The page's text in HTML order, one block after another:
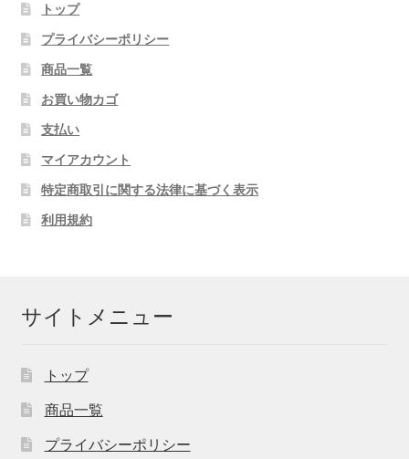
トップ
プライバシーポリシー
商品一覧
お買い物カゴ
支払い
マイアカウント
特定商取引に関する法律に基づく表示
利用規約
サイトメニュー
トップ
商品一覧
プライバシーポリシー